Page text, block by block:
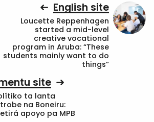
English site
Loucette Reppenhagen
started a mid-level
creative vocational
program in Aruba: “These
students mainly want to do
things”
site
ta lanta
na Boneiru:
apoyo pa MPB